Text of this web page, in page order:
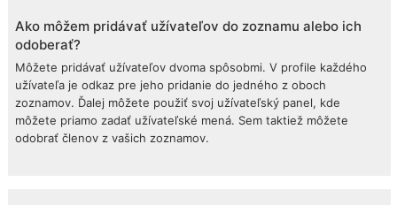
Ako môžem pridávať užívateľov do zoznamu alebo ich
odoberať?
Môžete pridávať užívateľov dvoma spôsobmi. V profile každého
užívateľa je odkaz pre jeho pridanie do jedného z oboch
zoznamov. Ďalej môžete použiť svoj užívateľský panel, kde
môžete priamo zadať užívateľské mená. Sem taktiež môžete
odobrať členov z vašich zoznamov.